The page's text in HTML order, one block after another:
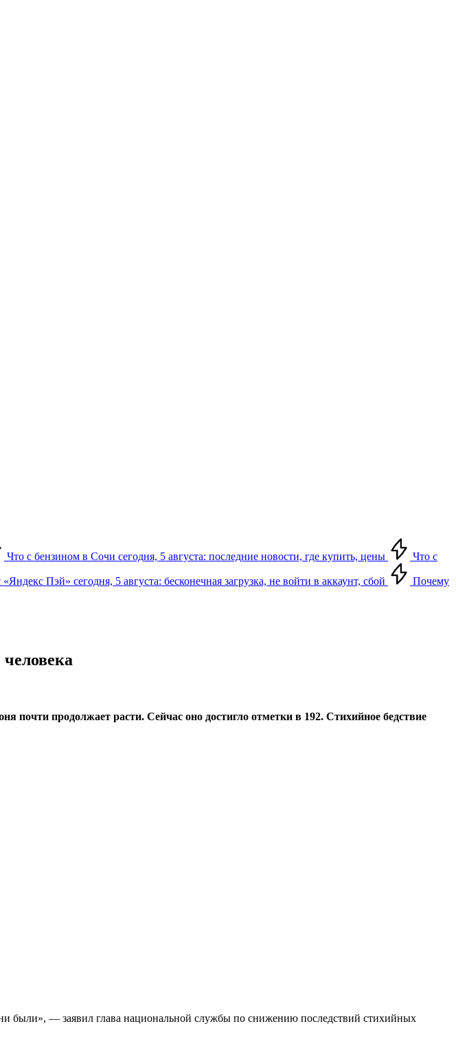
Что с бензином в Сочи сегодня, 5 августа: последние новости, где купить, цены Что с
«Яндекс Пэй» сегодня, 5 августа: бесконечная загрузка, не войти в аккаунт, сбой
Почему
почти продолжает расти. Сейчас оно достигло отметки в 192. Стихийное бедствие
были», — заявил глава национальной службы по снижению последствий стихийных